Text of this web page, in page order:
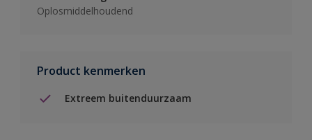
Oplosmiddelhoudend
Product kenmerken
Extreem buitenduurzaam